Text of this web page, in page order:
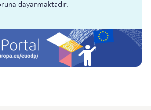
dayanmaktadır.